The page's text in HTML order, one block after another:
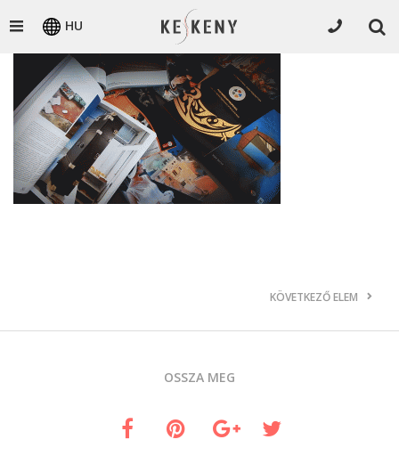
HU
KÖVETKEZŐ ELEM
OSSZA MEG